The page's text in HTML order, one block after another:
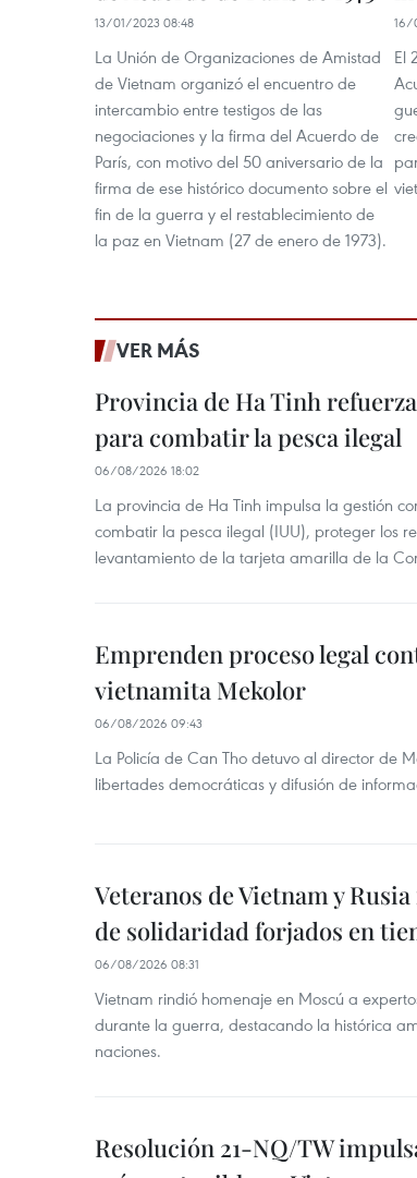
13/01/2023 08:48
La Unión de Organizaciones de Amistad
de Vietnam organizó el encuentro de
intercambio entre testigos de las
negociaciones y la firma del Acuerdo de
París, con motivo del 50 aniversario de la
firma de ese histórico documento sobre el
fin de la guerra y el restablecimiento de
la paz en Vietnam (27 de enero de 1973).
16/
El
VER MÁS
Provincia de Ha Tinh
para combatir la pesca ilegal
06/08/2026 18:02
La provincia de Ha Tinh impulsa la gestión
combatir la pesca ilegal (IUU), proteger los
levantamiento de la tarjeta amarilla de la
Emprenden proceso legal
vietnamita Mekolor
06/08/2026 09:43
La Policía de Can Tho detuvo al director de
libertades democráticas y difusión de
Veteranos de Vietnam y
de solidaridad forjados en
06/08/2026 08:31
Vietnam rindió homenaje en Moscú a
durante la guerra, destacando la histórica
naciones.
Resolución 21-NQ/TW